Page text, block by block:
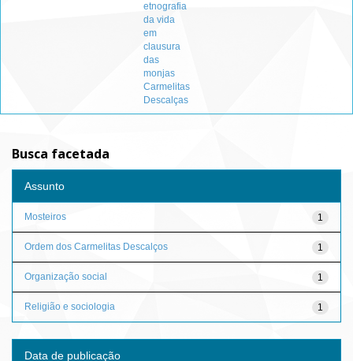
etnografia
da vida
em
clausura
das
monjas
Carmelitas
Descalças
Busca facetada
Assunto
1
Mosteiros
1
Ordem dos Carmelitas Descalços
1
Organização social
1
Religião e sociologia
Data de publicação